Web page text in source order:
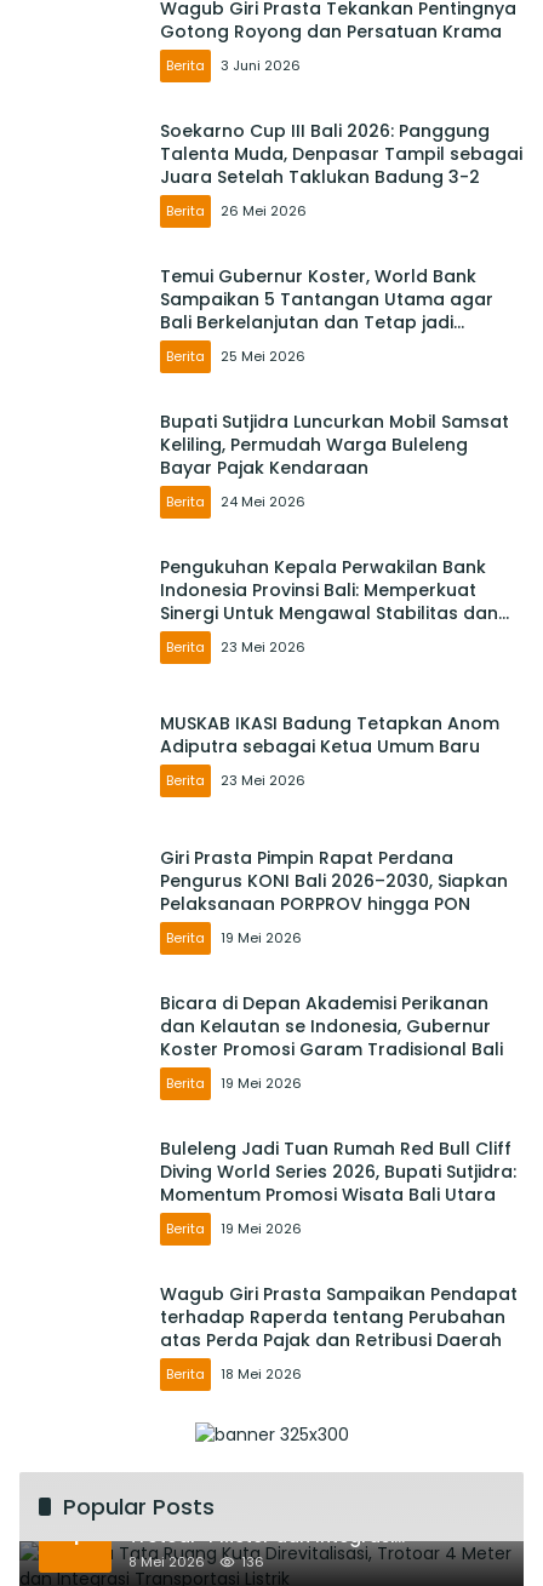
Wagub Giri Prasta Tekankan Pentingnya
Gotong Royong dan Persatuan Krama
Berita 3 Juni 2026
Soekarno Cup III Bali 2026: Panggung
Talenta Muda, Denpasar Tampil sebagai
Juara Setelah Taklukan Badung 3-2
Berita 26 Mei 2026
Temui Gubernur Koster, World Bank
Sampaikan 5 Tantangan Utama agar
Bali Berkelanjutan dan Tetap jadi
Primadona
Berita 25 Mei 2026
Bupati Sutjidra Luncurkan Mobil Samsat
Keliling, Permudah Warga Buleleng
Bayar Pajak Kendaraan
Berita 24 Mei 2026
Pengukuhan Kepala Perwakilan Bank
Indonesia Provinsi Bali: Memperkuat
Sinergi Untuk Mengawal Stabilitas dan
Mendorong Pertumbuhan Ekonomi Bali
Berita 23 Mei 2026
MUSKAB IKASI Badung Tetapkan Anom
Adiputra sebagai Ketua Umum Baru
Berita 23 Mei 2026
Giri Prasta Pimpin Rapat Perdana
Pengurus KONI Bali 2026–2030, Siapkan
Pelaksanaan PORPROV hingga PON
Berita 19 Mei 2026
Bicara di Depan Akademisi Perikanan
dan Kelautan se Indonesia, Gubernur
Koster Promosi Garam Tradisional Bali
Berita 19 Mei 2026
Buleleng Jadi Tuan Rumah Red Bull Cliff
Diving World Series 2026, Bupati Sutjidra:
Momentum Promosi Wisata Bali Utara
Berita 19 Mei 2026
Wagub Giri Prasta Sampaikan Pendapat
terhadap Raperda tentang Perubahan
atas Perda Pajak dan Retribusi Daerah
Berita 18 Mei 2026
Popular Posts
1
Rencana Tata Ruang Kuta Direvitalisasi,
Trotoar 4 Meter dan Integrasi
Transportasi Listrik
8 Mei 2026 136